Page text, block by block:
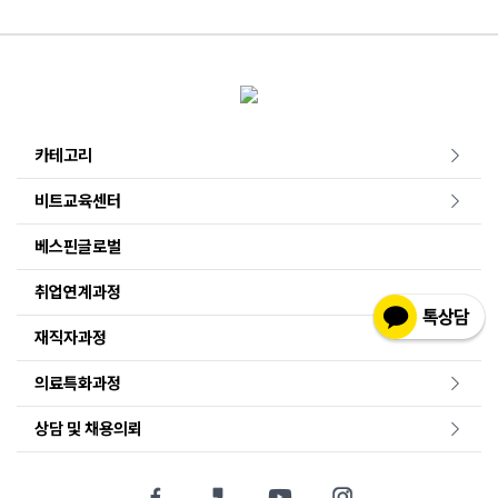
카테고리
비트교육센터
베스핀글로벌
취업연계과정
재직자과정
의료특화과정
상담 및 채용의뢰